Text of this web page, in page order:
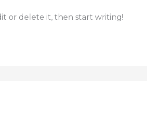
or delete it, then start writing!